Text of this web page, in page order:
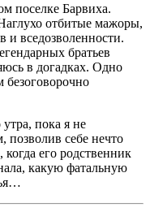
поселке Барвиха.
отбитые мажоры,
и вседозволенности.
братьев
в догадках. Одно
пока я не
позволив себе нечто
его родственник
какую фатальную